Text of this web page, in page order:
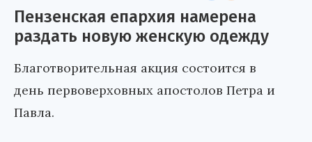
Пензенская епархия намерена
раздать новую женскую одежду
Благотворительная акция состоится в
день первоверховных апостолов Петра и
Павла.